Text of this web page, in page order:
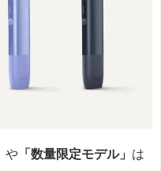
や 「数量限定モデル」 は